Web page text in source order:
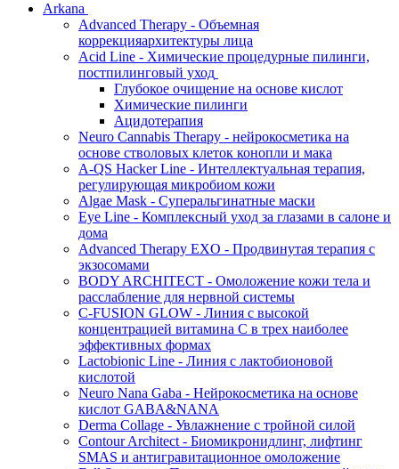
Arkana
Advanced Therapy - Объемная
коррекцияархитектуры лица
Acid Line - Химические процедурные пилинги,
постпилинговый уход
Глубокое очищение на основе кислот
Химические пилинги
Ацидотерапия
Neuro Cannabis Therapy - нейрокосметика на
основе стволовых клеток конопли и мака
A-QS Hacker Line - Интеллектуальная терапия,
регулирующая микробиом кожи
Algae Mask - Суперальгинатные маски
Eye Line - Комплексный уход за глазами в салоне и
дома
Advanced Therapy EXO - Продвинутая терапия с
экзосомами
BODY ARCHITECT - Омоложение кожи тела и
расслабление для нервной системы
C-FUSION GLOW - Линия с высокой
концентрацией витамина C в трех наиболее
эффективных формах
Lactobionic Line - Линия с лактобионовой
кислотой
Neuro Nana Gaba - Нейрокосметика на основе
кислот GABA&NANA
Derma Collage - Увлажнение с тройной силой
Contour Architect - Биомикронидлинг, лифтинг
SMAS и антигравитационное омоложение